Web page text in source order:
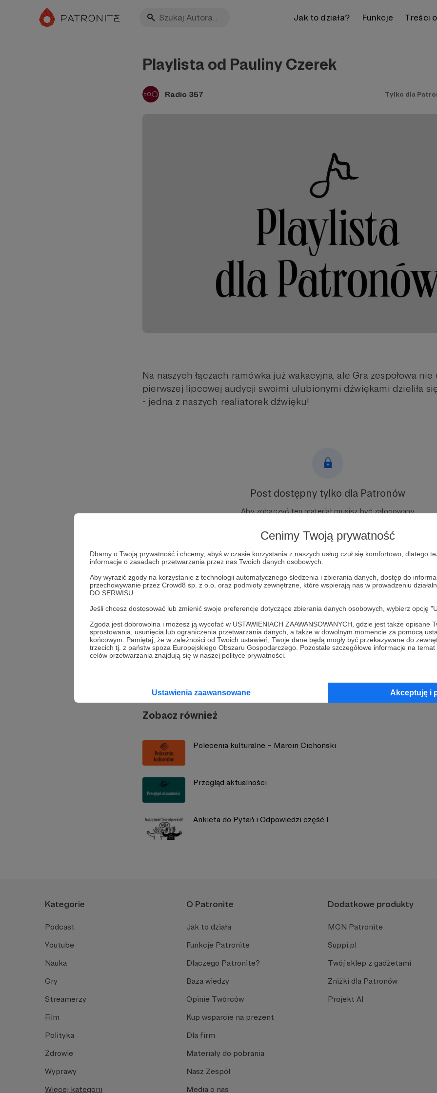
Cenimy Twoją prywatność
Dbamy o Twoją prywatność i chcemy, abyś w czasie korzystania z naszych usług czuł się komfortowo, dlatego
informacje o zasadach przetwarzania przez nas Twoich danych osobowych.
Aby wyrazić zgody na korzystanie z technologii automatycznego śledzenia i zbierania danych, dostęp do
przechowywanie przez Crowd8 sp. z o.o. oraz podmioty zewnętrzne, które wspierają nas w prowadzeniu
DO SERWISU.
Jeśli chcesz dostosować lub zmienić swoje preferencje dotyczące zbierania danych osobowych, wybierz opcję
Zgoda jest dobrowolna i możesz ją wycofać w USTAWIENIACH ZAAWANSOWANYCH, gdzie jest także opisane
sprostowania, usunięcia lub ograniczenia przetwarzania danych, a także w dowolnym momencie za pomocą
końcowym. Pamiętaj, że w zależności od Twoich ustawień, Twoje dane będą mogły być przekazywane do
trzecich tj. z państw spoza Europejskiego Obszaru Gospodarczego. Pozostałe szczegółowe informacje na
celów przetwarzania znajdują się w naszej polityce prywatności.
Ustawienia zaawansowane Akceptuję i
Jak to działa? Funkcje Treści
Playlista od Pauliny Czerek
Radio 357 Tylko dla
Na naszych łączach ramówka już wakacyjna, ale Gra zespołowa
pierwszej lipcowej audycji swoimi ulubionymi dźwiękami dzieliła
- jedna z naszych realiatorek dźwięku!
Post dostępny tylko dla Patronów
Aby zobaczyć ten materiał musisz być zalogowany
Zostań Patronem
Zaloguj się
Udostępnij
Zobacz również
Polecenia kulturalne – Marcin Cichoński
Przegląd aktualności
Ankieta do Pytań i Odpowiedzi część I
Kategorie
Podcast
Youtube
Nauka
Gry
Streamerzy
Film
Polityka
Zdrowie
Wyprawy
Więcej kategorii
O Patronite
Jak to działa
Funkcje Patronite
Dlaczego Patronite?
Baza wiedzy
Opinie Twórców
Kup wsparcie na prezent
Dla firm
Materiały do pobrania
Nasz Zespół
Media o nas
Dodatkowe produkty
MCN Patronite
Suppi.pl
Twój sklep z gadżetami
Zniżki dla Patronów
Projekt AI